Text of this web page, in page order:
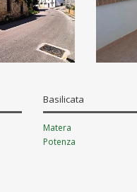
Basilicata
Matera
Potenza